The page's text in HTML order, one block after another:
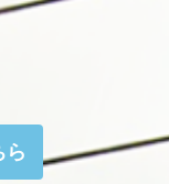
ら